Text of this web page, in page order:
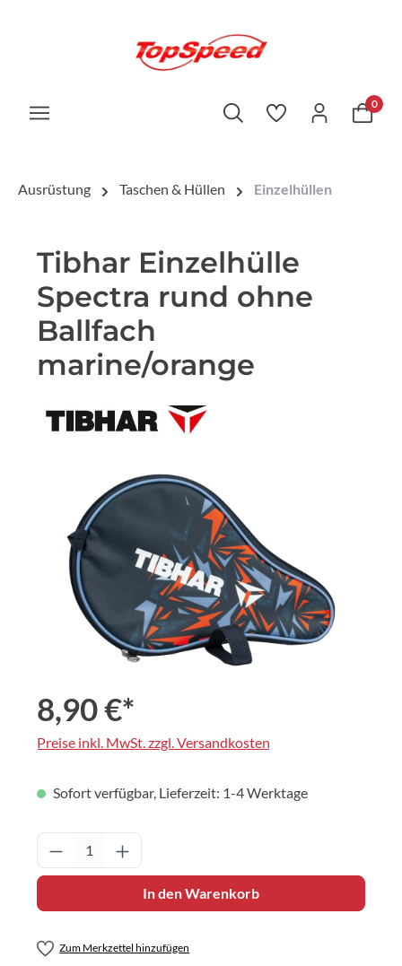
0
Ausrüstung Taschen & Hüllen Einzelhüllen
Tibhar Einzelhülle
Spectra rund ohne
Ballfach
marine/orange
Bildergalerie überspringen
8,90 €*
Preise inkl. MwSt. zzgl. Versandkosten
Sofort verfügbar, Lieferzeit: 1-4 Werktage
Produkt Anzahl: Gib den gewünschten
In den Warenkorb
Zum Merkzettel hinzufügen